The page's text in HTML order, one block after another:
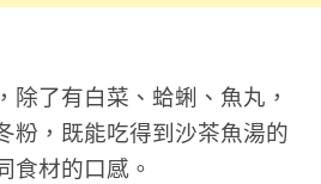
除了有白菜、蛤蜊、魚丸，
粉，既能吃得到沙茶魚湯的
食材的口感。